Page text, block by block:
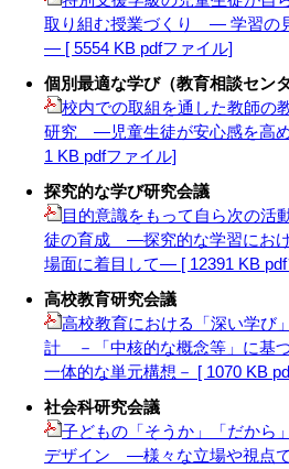
取り組む授業づくり ― 学習の
― [ 5554 KB pdfファイル]
個別最適な学び（教育相談セン
校内での取組を通した教師の
研究 ―児童生徒が安心感を高
1 KB pdfファイル]
探究的な学び研究会議
目的意識をもって自ら次の活
徒の育成 ―探究的な学習にお
場面に着目して― [ 12391 KB
高校教育研究会議
高校教育における「深い学び
計 －「中核的な概念等」に基
一体的な単元構想－ [ 1070 KB
社会科研究会議
子どもの「そうか」「だから
デザイン ―様々な立場や視点